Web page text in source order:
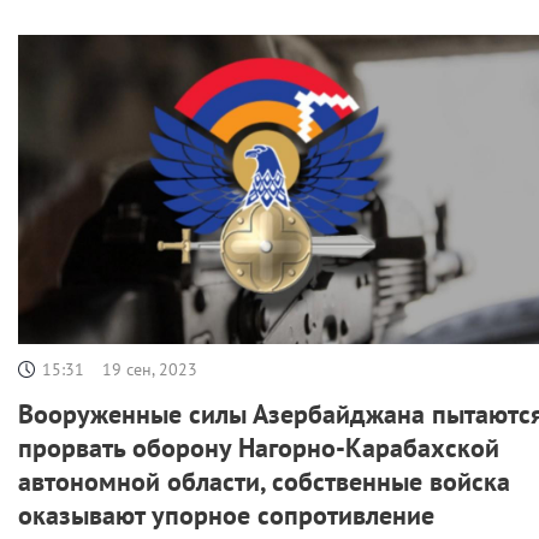
15:31 19 сен, 2023
Вооруженные силы Азербайджана
прорвать оборону Нагорно-Карабахской
автономной области, собственные войска
оказывают упорное сопротивление